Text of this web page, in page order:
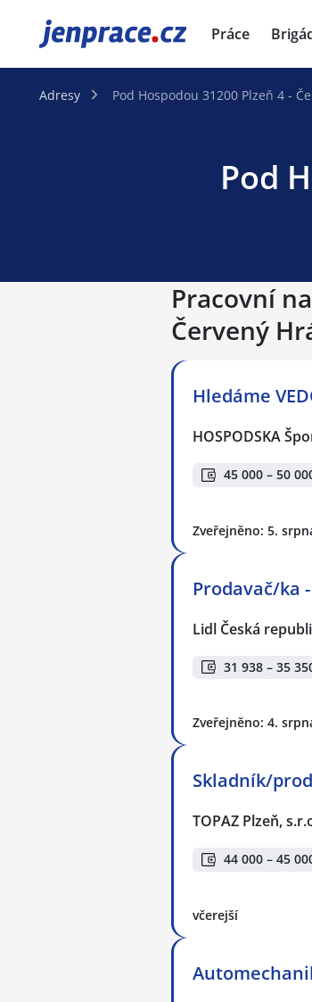
JenPráce.cz Práce
Adresy Pod Hospodou 31200 Plzeň 4 -
Pod
Pracovní
Červený
Hledáme
HOSPODSKA
45 000 – 50
Zveřejněno: 5.
Prodavač/ka
Lidl Česká
31 938 – 35
Zveřejněno: 4.
Skladník/
TOPAZ Plzeň,
44 000 – 45
včerejší